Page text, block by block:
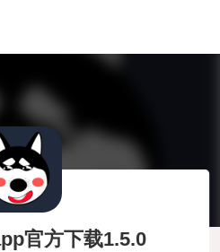
官方下载1.5.0